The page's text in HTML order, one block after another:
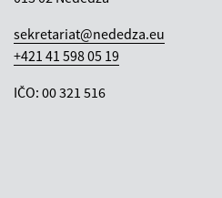
sekretariat@nededza.eu
+421 41 598 05 19
IČO: 00 321 516